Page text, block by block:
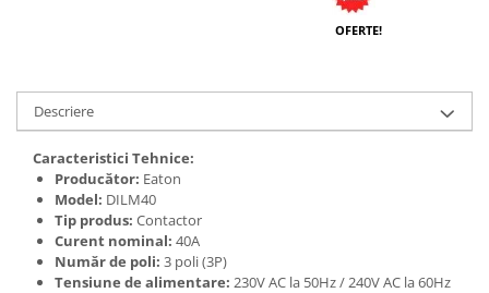
Conector
Stechere ( fise )
AUTOMATIZARI, PROTECTII SI COMANDA
Contactori
Elemente de comanda si semnalizare
OFERTE!
Descriere
Caracteristici Tehnice:
Producător: Eaton
Model: DILM40
Tip produs: Contactor
Curent nominal: 40A
Număr de poli: 3 poli (3P)
Tensiune de alimentare: 230V AC la 50Hz / 240V AC la 60Hz